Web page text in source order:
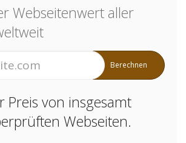
Webseitenwert aller
Berechnen
Preis von insgesamt
Webseiten.